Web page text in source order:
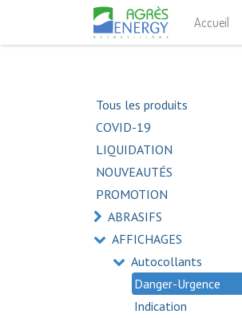
Accueil
Tous les produits
COVID-19
LIQUIDATION
NOUVEAUTÉS
PROMOTION
ABRASIFS
AFFICHAGES
Autocollants
Danger-Urgence
Indication